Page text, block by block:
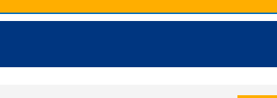
co najmniej 3
Lodówka
Flybridge